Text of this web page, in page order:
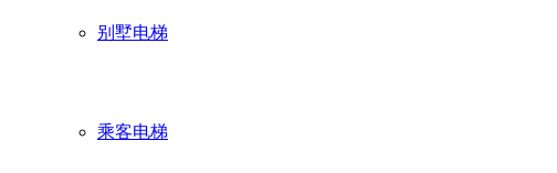
别墅电梯
乘客电梯